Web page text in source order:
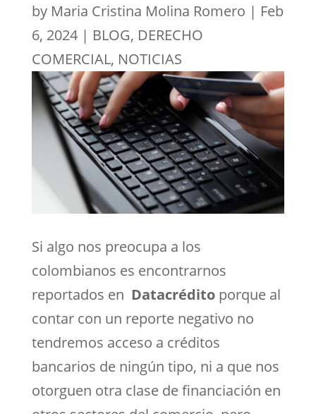
by Maria Cristina Molina Romero | Feb
6, 2024| BLOG, DERECHO
COMERCIAL, NOTICIAS
Si algo nos preocupa a los
colombianos es encontrarnos
reportados en Datacréditoporque al
contar con un reporte negativo no
tendremos acceso a créditos
bancarios de ningún tipo, ni a que nos
otorguen otra clase de financiación en